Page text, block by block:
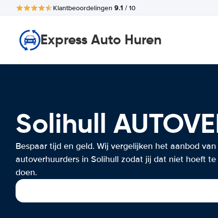
Klantbeoordelingen 9.1 / 10
Express Auto Huren
Solihull
Bespaar tijd en geld. Wij vergelijken het aanbod van
autoverhuurders in Solihull zodat jij dat niet hoeft te
doen.